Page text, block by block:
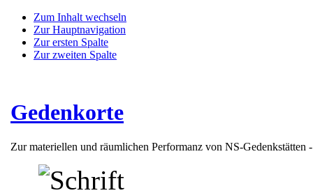
Zum Inhalt wechseln
Zur Hauptnavigation
Zur ersten Spalte
Zur zweiten Spalte
Gedenkorte
Zur materiellen und räumlichen Performanz von NS-Gedenkstätten